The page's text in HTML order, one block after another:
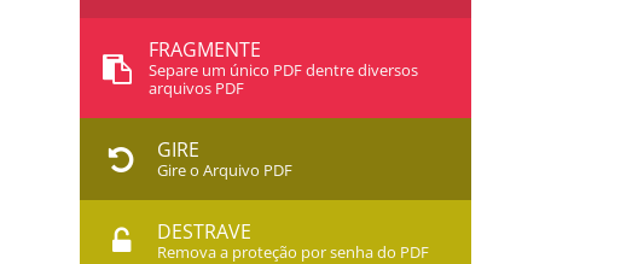
FRAGMENTE
Separe um único PDF dentre diversos
arquivos PDF
GIRE
Gire o Arquivo PDF
DESTRAVE
Remova a proteção por senha do PDF